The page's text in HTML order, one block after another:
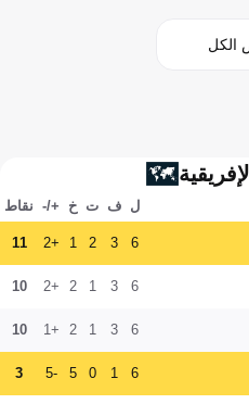
الكل
ل ف ت خ +/- نقاط
6
3
2
1
+2
11
6
3
1
2
+2
10
6
3
1
2
+1
10
6
1
0
5
-5
3